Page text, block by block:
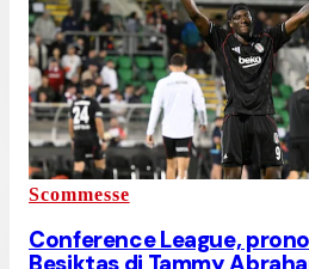
Scommesse
Conference League,